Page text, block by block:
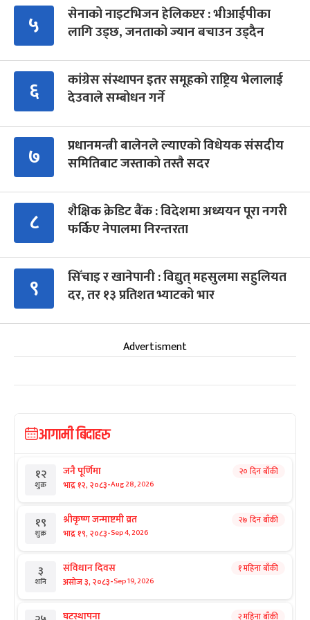
५
सेनाको नाइटभिजन हेलिकप्टर : भीआईपीका
लागि उड्छ, जनताको ज्यान बचाउन उड्दैन
६
कांग्रेस संस्थापन इतर समूहको राष्ट्रिय भेलालाई
देउवाले सम्बोधन गर्ने
७
प्रधानमन्त्री बालेनले ल्याएको विधेयक संसदीय
समितिबाट जस्ताको तस्तै सदर
८
शैक्षिक क्रेडिट बैंक : विदेशमा अध्ययन पूरा नगरी
फर्किए नेपालमा निरन्तरता
९
सिँचाइ र खानेपानी : विद्युत् महसुलमा सहुलियत
दर, तर १३ प्रतिशत भ्याटको भार
Advertisment
आगामी बिदाहरु
१२
शुक्र
जनै पूर्णिमा
भाद्र १२, २०८३-Aug 28, 2026
२० दिन बाँकी
१९
शुक्र
श्रीकृष्ण जन्माष्टमी व्रत
भाद्र १९, २०८३-Sep 4, 2026
२७ दिन बाँकी
३
शनि
संविधान दिवस
असोज ३, २०८३-Sep 19, 2026
१ महिना बाँकी
घटस्थापना २ महिना बाँकी